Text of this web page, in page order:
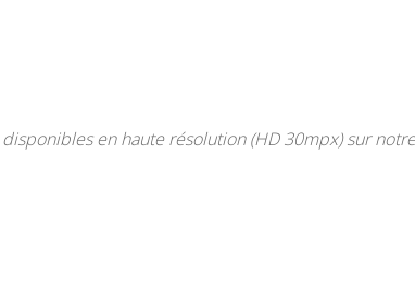
en haute résolution (HD 30mpx) sur